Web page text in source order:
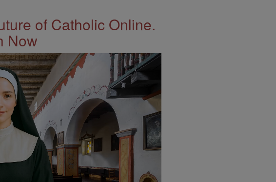
of Catholic Online.
Now